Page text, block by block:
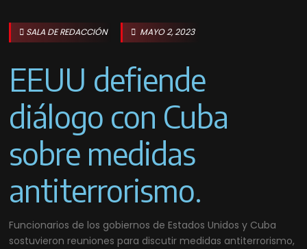
SALA DE REDACCIÓN MAYO 2, 2023
EEUU defiende
diálogo con Cuba
sobre medidas
antiterrorismo.
Funcionarios de los gobiernos de Estados Unidos y Cuba
sostuvieron reuniones para discutir medidas antiterrorismo,